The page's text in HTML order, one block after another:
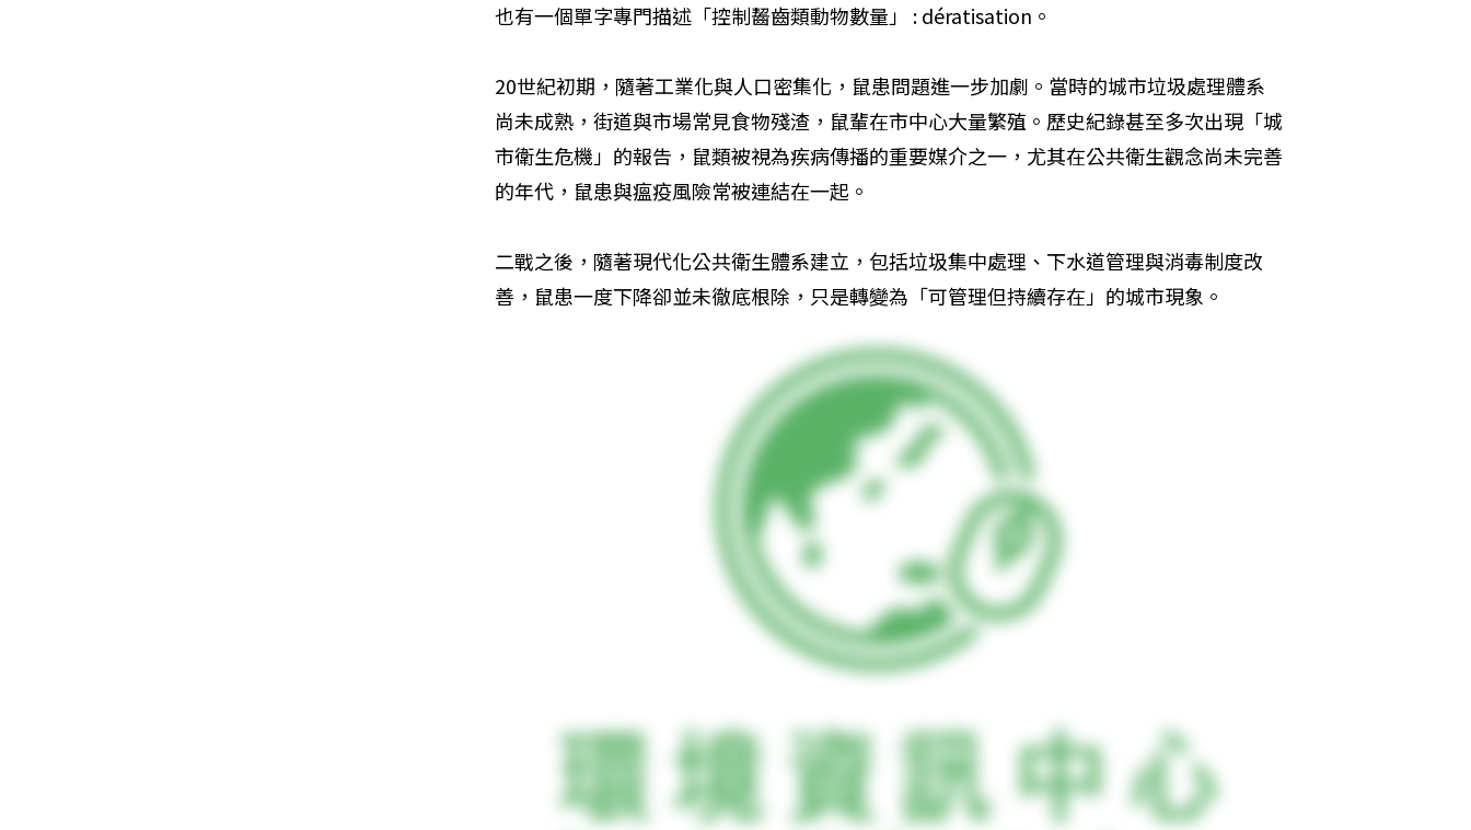
也有一個單字專門描述「控制齧齒類動物數量」 : dératisation。
20世紀初期，隨著工業化與人口密集化，鼠患問題進一步加劇。當時的城市垃圾處理體系
尚未成熟，街道與市場常見食物殘渣，鼠輩在市中心大量繁殖。歷史紀錄甚至多次出現「城
市衛生危機」的報告，鼠類被視為疾病傳播的重要媒介之一，尤其在公共衛生觀念尚未完善
的年代，鼠患與瘟疫風險常被連結在一起。
二戰之後，隨著現代化公共衛生體系建立，包括垃圾集中處理、下水道管理與消毒制度改
善，鼠患一度下降卻並未徹底根除，只是轉變為「可管理但持續存在」的城市現象。